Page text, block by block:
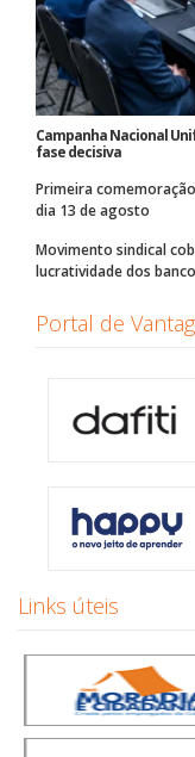
Campanha Nacional
fase decisiva
Primeira
dia 13 de agosto
Movimento sindical
lucratividade dos
Portal de
Links úteis